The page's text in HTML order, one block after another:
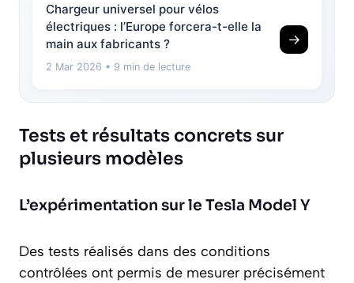
Chargeur universel pour vélos
électriques : l’Europe forcera-t-elle la
main aux fabricants ?
2 Mar 2026 • 9 min de lecture
→
Tests et résultats concrets sur
plusieurs modèles
L’expérimentation sur le Tesla Model Y
Des tests réalisés dans des conditions
contrôlées ont permis de mesurer précisément